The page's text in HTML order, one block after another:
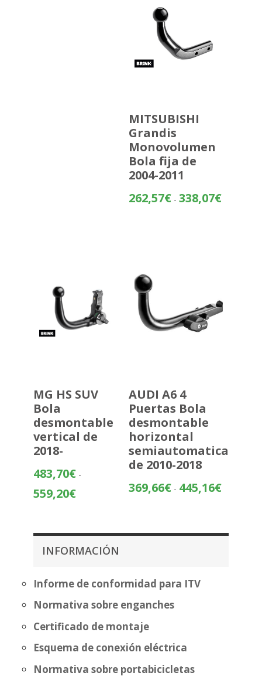
MITSUBISHI
Grandis
Monovolumen
Bola fija de
2004-2011
262,57€ - 338,07€Rango
MG HS SUV
Bola
desmontable
vertical de
2018-
483,70€ -
559,20€Rango
desde
hasta
AUDI A6 4
Puertas Bola
desmontable
horizontal
semiautomatica
de 2010-2018
369,66€ - 445,16€Rango
369,66€
INFORMACIÓN
Informe de conformidad para ITV
Normativa sobre enganches
Certificado de montaje
Esquema de conexión eléctrica
Normativa sobre portabicicletas